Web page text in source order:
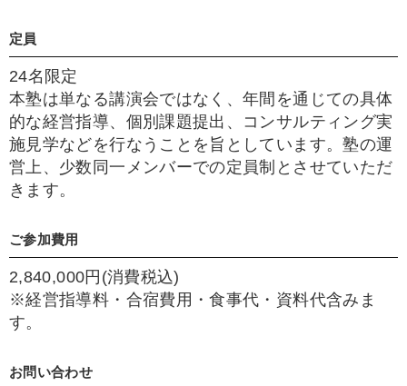
定員
24名限定
本塾は単なる講演会ではなく、年間を通じての具体
的な経営指導、個別課題提出、コンサルティング実
施見学などを行なうことを旨としています。塾の運
営上、少数同一メンバーでの定員制とさせていただ
きます。
ご参加費用
2,840,000円(消費税込)
※経営指導料・合宿費用・食事代・資料代含みま
す。
お問い合わせ